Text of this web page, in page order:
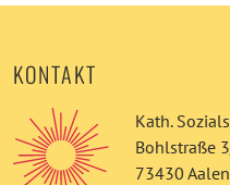
KONTAKT
Kath.
Bohlstraße
73430 Aalen